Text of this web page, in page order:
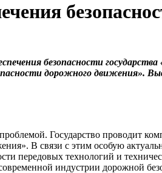
безопасности
дорожного
Государство проводит
В связи с этим особую
передовых технологий и
индустрии дорожной